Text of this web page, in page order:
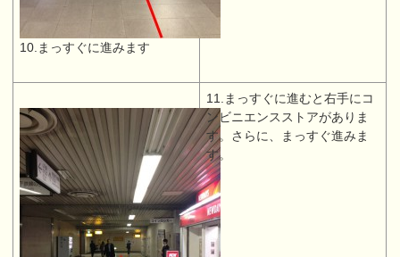
10.まっすぐに進みます
11.まっすぐに進むと右手にコ
ンビニエンスストアがありま
す。さらに、まっすぐ進みま
す。